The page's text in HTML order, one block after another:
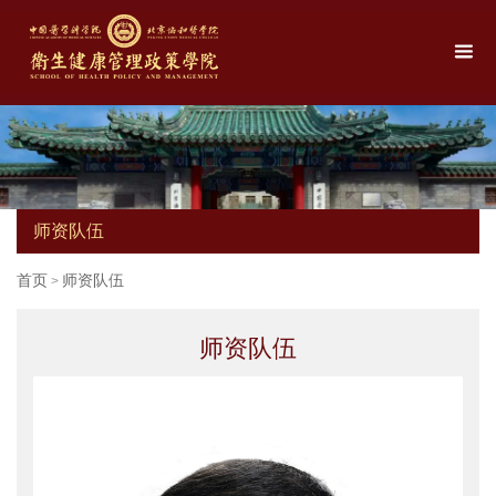
师资队伍
首页 > 师资队伍
师资队伍